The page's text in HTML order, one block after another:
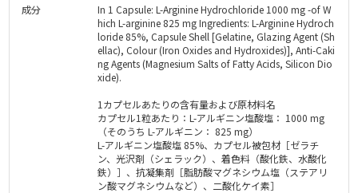
成分
In 1 Capsule: L-Arginine Hydrochloride 1000 mg -of W
hich L-arginine 825 mg Ingredients: L-Arginine Hydroch
loride 85%, Capsule Shell [Gelatine, Glazing Agent (Sh
ellac), Colour (Iron Oxides and Hydroxides)], Anti-Caki
ng Agents (Magnesium Salts of Fatty Acids, Silicon Dio
xide).
1カプセルあたりの含有量および原材料名
カプセル1粒あたり：L-アルギニン塩酸塩： 1000 mg
（そのうち L-アルギニン： 825 mg）
L-アルギニン塩酸塩 85%、カプセル被包材［ゼラチ
ン、光沢剤（シェラック）、着色料（酸化鉄、水酸化
鉄）］、抗凝集剤［脂肪酸マグネシウム塩（ステアリ
ン酸マグネシウムなど）、二酸化ケイ素］